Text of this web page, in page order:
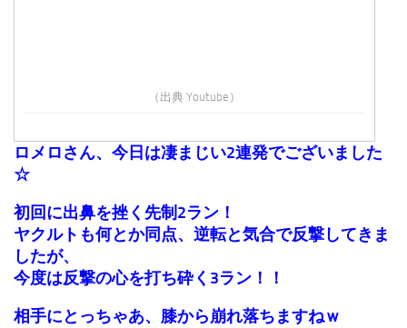
（出典 Youtube）
ロメロさん、今日は凄まじい2連発でございました
☆
初回に出鼻を挫く先制2ラン！
ヤクルトも何とか同点、逆転と気合で反撃してきま
したが、
今度は反撃の心を打ち砕く3ラン！！
相手にとっちゃあ、膝から崩れ落ちますねｗ